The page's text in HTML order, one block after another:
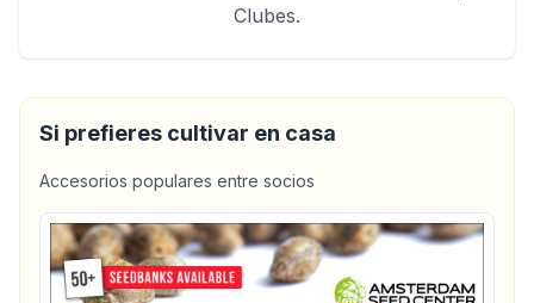
Clubes.
Si prefieres cultivar en casa
Accesorios populares entre socios